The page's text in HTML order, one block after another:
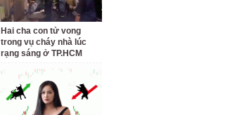
Hai cha con tử vong
trong vụ cháy nhà lúc
rạng sáng ở TP.HCM